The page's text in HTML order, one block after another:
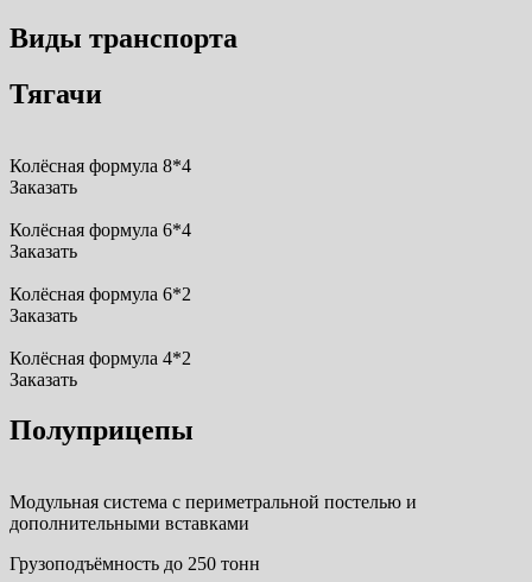
Виды транспорта
Тягачи
Колёсная формула 8*4
Заказать
Колёсная формула 6*4
Заказать
Колёсная формула 6*2
Заказать
Колёсная формула 4*2
Заказать
Полуприцепы
Модульная система с периметральной постелью и
дополнительными вставками
Грузоподъёмность до 250 тонн